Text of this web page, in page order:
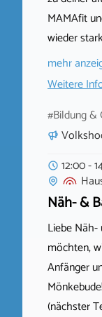
MAMAfit
wieder
mehr
Weitere
#Bildung &
12:00 -
Näh- &
Liebe
möchten,
Anfänger
(nächster